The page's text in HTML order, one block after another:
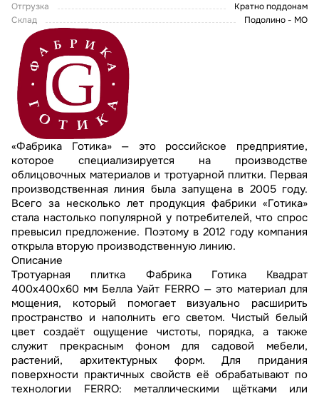
Отгрузка
Кратно поддонам
Склад
Подолино - МО
«Фабрика Готика» — это российское предприятие,
которое специализируется на производстве
облицовочных материалов и тротуарной плитки. Первая
производственная линия была запущена в 2005 году.
Всего за несколько лет продукция фабрики «Готика»
стала настолько популярной у потребителей, что спрос
превысил предложение. Поэтому в 2012 году компания
открыла вторую производственную линию.
Описание
Тротуарная плитка Фабрика Готика Квадрат
400х400х60 мм Белла Уайт FERRO — это материал для
мощения, который помогает визуально расширить
пространство и наполнить его светом. Чистый белый
цвет создаёт ощущение чистоты, порядка, а также
служит прекрасным фоном для садовой мебели,
растений, архитектурных форм. Для придания
поверхности практичных свойств её обрабатывают по
технологии FERRO: металлическими щётками или